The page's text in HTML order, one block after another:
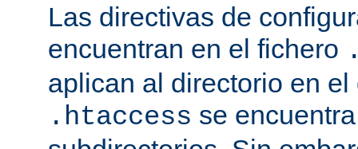
Las directivas de
encuentran en el fichero
aplican al directorio en
.htaccess se